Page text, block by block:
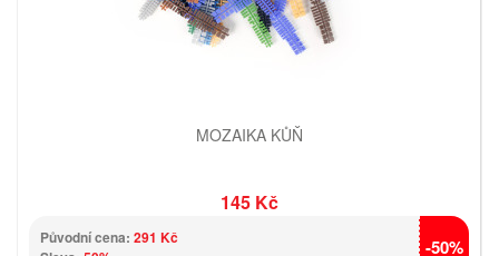
MOZAIKA KŮŇ
145 Kč
Původní cena: 291 Kč
-50%